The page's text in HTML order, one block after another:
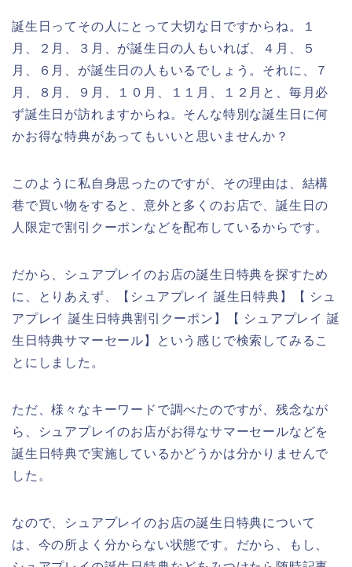
誕生日ってその人にとって大切な日ですからね。１
月、２月、３月、が誕生日の人もいれば、４月、５
月、６月、が誕生日の人もいるでしょう。それに、７
月、８月、９月、１０月、１１月、１２月と、毎月必
ず誕生日が訪れますからね。そんな特別な誕生日に何
かお得な特典があってもいいと思いませんか？
このように私自身思ったのですが、その理由は、結構
巷で買い物をすると、意外と多くのお店で、誕生日の
人限定で割引クーポンなどを配布しているからです。
だから、シュアプレイのお店の誕生日特典を探すため
に、とりあえず、【シュアプレイ 誕生日特典】【 シュ
アプレイ 誕生日特典割引クーポン】【 シュアプレイ 誕
生日特典サマーセール】という感じで検索してみるこ
とにしました。
ただ、様々なキーワードで調べたのですが、残念なが
ら、シュアプレイのお店がお得なサマーセールなどを
誕生日特典で実施しているかどうかは分かりませんで
した。
なので、シュアプレイのお店の誕生日特典について
は、今の所よく分からない状態です。だから、もし、